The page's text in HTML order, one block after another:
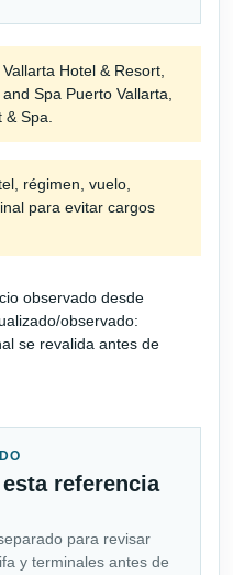
Hotel & Resort,
Spa Puerto Vallarta,
Spa.
régimen, vuelo,
para evitar cargos
observado desde
observado:
se revalida antes de
referencia
para revisar
y terminales antes de